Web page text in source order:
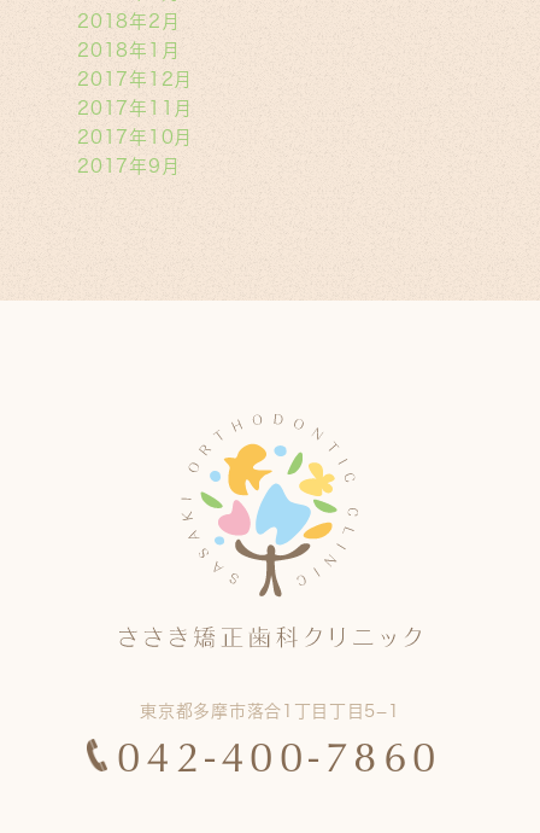
2018年2月
2018年1月
2017年12月
2017年11月
2017年10月
2017年9月
東京都多摩市落合1丁目丁目5−1
042-400-7860